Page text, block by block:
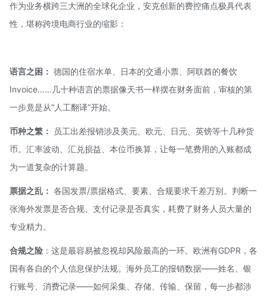
作为业务横跨三大洲的全球化企业，安克创新的费控痛点极具代表
性，堪称跨境电商行业的缩影：
语言之困： 德国的住宿水单、日本的交通小票、阿联酋的餐饮
Invoice……几十种语言的票据像天书一样摆在财务面前，审核的第
一步竟是从“人工翻译”开始。
币种之繁：
员工出差报销涉及美元、欧元、日元、英镑等十几种货
币。汇率波动、汇兑损益、本位币换算，让每一笔费用的入账都成
为一道复杂的计算题。
票据之乱： 各国发票/票据格式、要素、合规要求千差万别。判断一
张海外发票是否合规、支付记录是否真实，耗费了财务人员大量的
专业精力。
合规之险 ：这是最容易被忽视却风险最高的一环。欧洲有GDPR ，各
国有各自的个人信息保护法规。海外员工的报销数据——姓名、银
行账号、消费记录——如何采集、存储、传输、保留，每一步都涉